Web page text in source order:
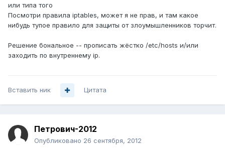
или типа того
Посмотри правила iptables, может я не прав, и там какое
нибудь тупое правило для защиты от злоумышленников торчит.
Решение бональное -- прописать жёстко /etc/hosts и/или
заходить по внутреннему ip.
Вставить ник Цитата
Петрович-2012
Опубликовано 26 сентября, 2012